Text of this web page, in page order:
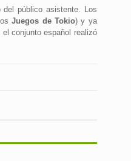
público asistente. Los
Juegos de Tokio) y ya
conjunto español realizó